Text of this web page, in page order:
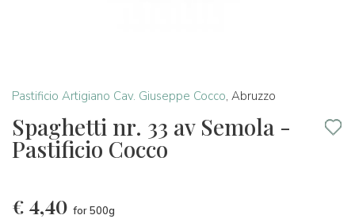
Pastificio Artigiano Cav. Giuseppe Cocco, Abruzzo
Spaghetti nr. 33 av Semola -
Pastificio Cocco
€ 4,40 for 500g